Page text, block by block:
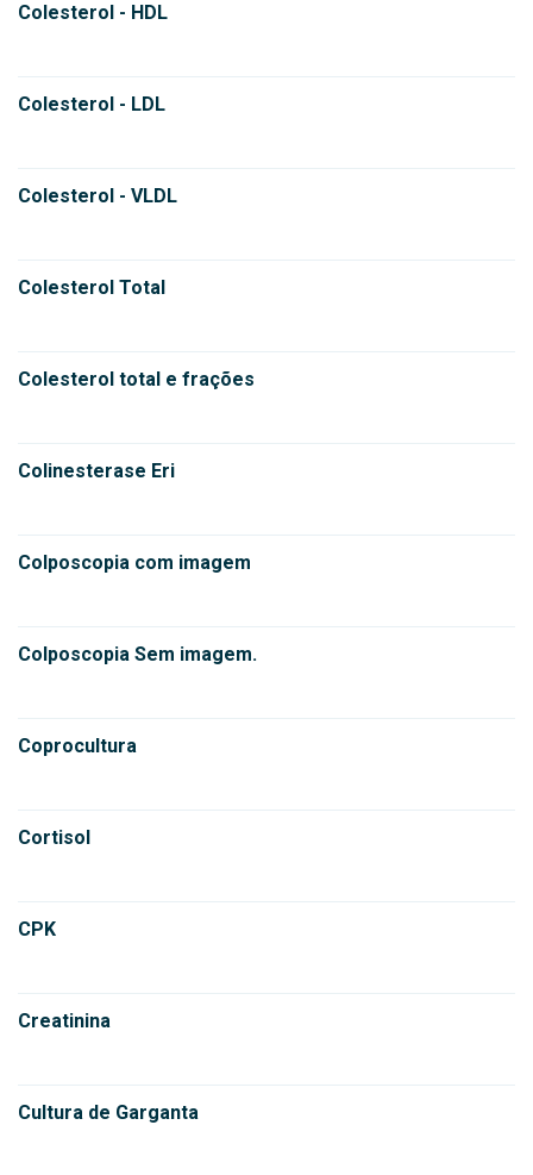
Colesterol - HDL
Colesterol - LDL
Colesterol - VLDL
Colesterol Total
Colesterol total e frações
Colinesterase Eri
Colposcopia com imagem
Colposcopia Sem imagem.
Coprocultura
Cortisol
CPK
Creatinina
Cultura de Garganta